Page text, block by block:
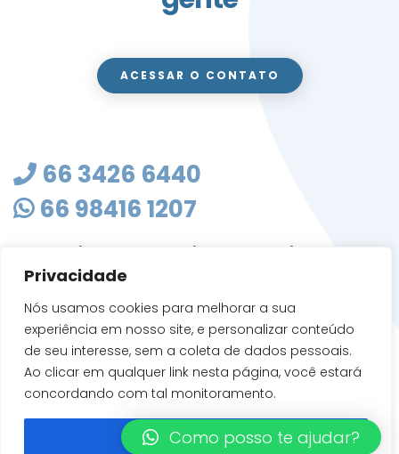
Privacidade
Nós usamos cookies para melhorar a sua
experiência em nosso site, e personalizar conteúdo
de seu interesse, sem a coleta de dados pessoais.
Ao clicar em qualquer link nesta página, você estará
concordando com tal monitoramento.
Entendi
ACESSAR O CONTATO
66 3426 6440
66 98416 1207
masterclean@mastercleanmt.com.br
Rua Sete de Setembro, 103 - Vila Birigui
CEP 78705-010
Rondonópolis - MT
Como posso te ajudar?